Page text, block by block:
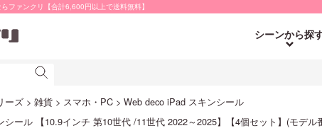
ファンクリ【合計6,600円以上で送料無料】
シーンから探
ーズ 雑貨 スマホ・PC
Web deco iPad スキンシール
シール 【10.9インチ 第10世代 /11世代 2022～2025】【4個セット】(モ